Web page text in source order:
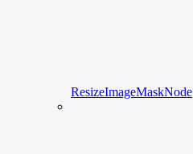
ResizeImageMaskNode